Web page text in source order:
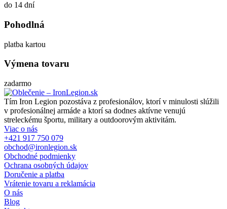
do 14 dní
Pohodlná
platba kartou
Výmena tovaru
zadarmo
Tím Iron Legion pozostáva z profesionálov, ktorí v minulosti slúžili
v profesionálnej armáde a ktorí sa dodnes aktívne venujú
streleckému športu, military a outdoorovým aktivitám.
Viac o nás
+421 917 750 079
obchod@ironlegion.sk
Obchodné podmienky
Ochrana osobných údajov
Doručenie a platba
Vrátenie tovaru a reklamácia
O nás
Blog